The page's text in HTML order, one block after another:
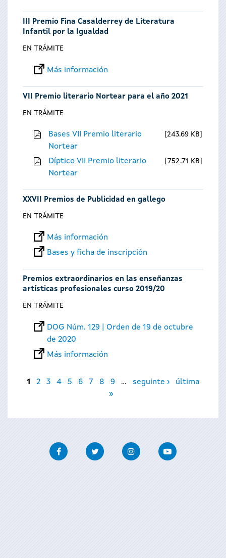
III Premio Fina Casalderrey de Literatura
Infantil por la Igualdad
EN TRÁMITE
Más información
VII Premio literario Nortear para el año 2021
EN TRÁMITE
Bases VII Premio literario
Nortear
243.69 KB
Díptico VII Premio literario
Nortear
752.71 KB
XXVII Premios de Publicidad en gallego
EN TRÁMITE
Más información
Bases y ficha de inscripción
Premios extraordinarios en las enseñanzas
artísticas profesionales curso 2019/20
EN TRÁMITE
DOG Núm. 129 | Orden de 19 de octubre
de 2020
Más información
Páginas
1 2 3 4 5 6 7 8 9 … seguinte ›
última
»
FacebookTwitter InstagramYoutube